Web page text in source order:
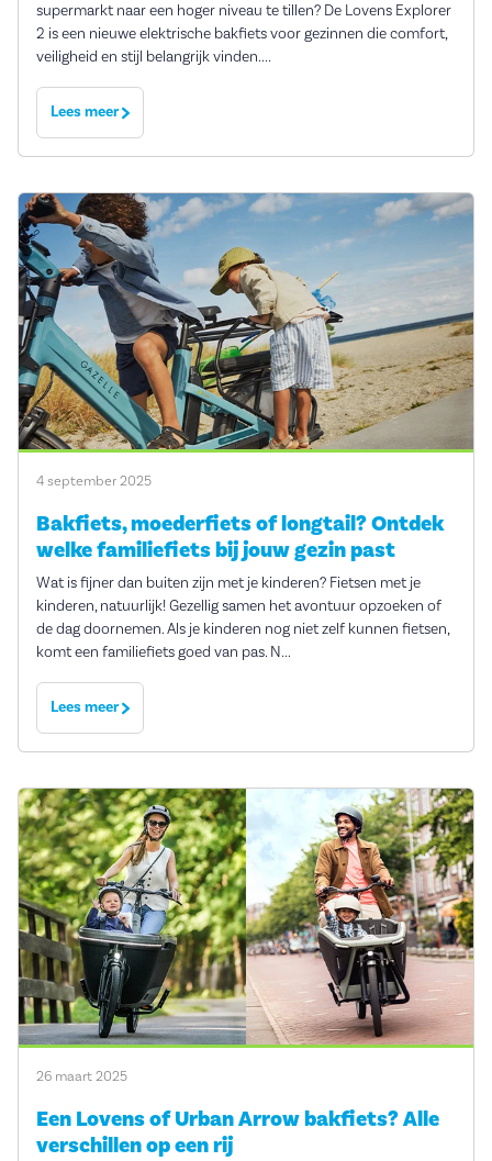
supermarkt naar een hoger niveau te tillen? De Lovens Explorer
2 is een nieuwe elektrische bakfiets voor gezinnen die comfort,
veiligheid en stijl belangrijk vinden....
Lees meer
4 september 2025
Bakfiets, moederfiets of longtail? Ontdek
welke familiefiets bij jouw gezin past
Wat is fijner dan buiten zijn met je kinderen? Fietsen met je
kinderen, natuurlijk! Gezellig samen het avontuur opzoeken of
de dag doornemen. Als je kinderen nog niet zelf kunnen fietsen,
komt een familiefiets goed van pas. N...
Lees meer
26 maart 2025
Een Lovens of Urban Arrow bakfiets? Alle
verschillen op een rij